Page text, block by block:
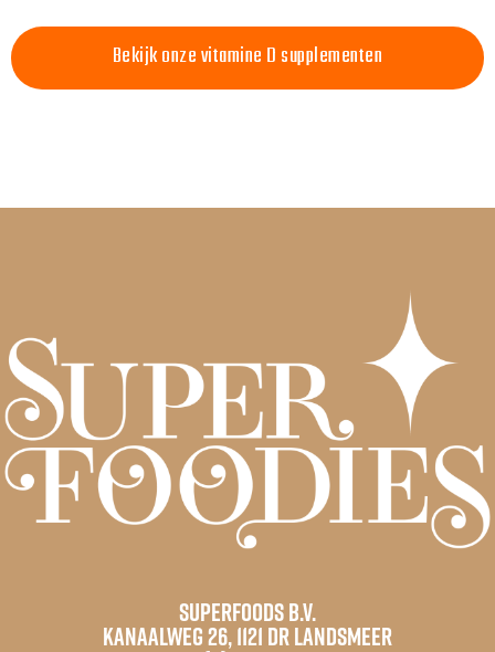
Bekijk onze vitamine D supplementen
Superfoods B.V.
Kanaalweg 26, 1121 DR Landsmeer